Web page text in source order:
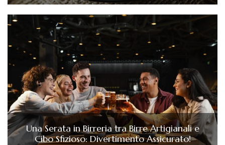
Una Serata in Birreria tra Birre Artigianali e
Cibo Sfizioso: Divertimento Assicurato!